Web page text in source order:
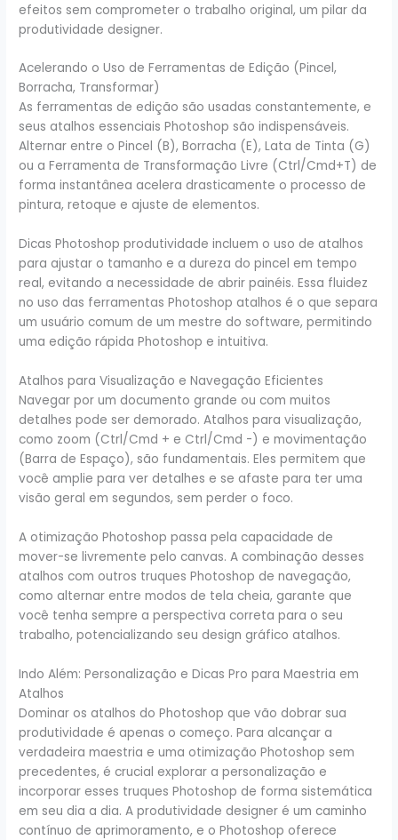
efeitos sem comprometer o trabalho original, um pilar da
produtividade designer.
Acelerando o Uso de Ferramentas de Edição (Pincel,
Borracha, Transformar)
As ferramentas de edição são usadas constantemente, e
seus atalhos essenciais Photoshop são indispensáveis.
Alternar entre o Pincel (B), Borracha (E), Lata de Tinta (G)
ou a Ferramenta de Transformação Livre (Ctrl/Cmd+T) de
forma instantânea acelera drasticamente o processo de
pintura, retoque e ajuste de elementos.
Dicas Photoshop produtividade incluem o uso de atalhos
para ajustar o tamanho e a dureza do pincel em tempo
real, evitando a necessidade de abrir painéis. Essa fluidez
no uso das ferramentas Photoshop atalhos é o que separa
um usuário comum de um mestre do software, permitindo
uma edição rápida Photoshop e intuitiva.
Atalhos para Visualização e Navegação Eficientes
Navegar por um documento grande ou com muitos
detalhes pode ser demorado. Atalhos para visualização,
como zoom (Ctrl/Cmd + e Ctrl/Cmd -) e movimentação
(Barra de Espaço), são fundamentais. Eles permitem que
você amplie para ver detalhes e se afaste para ter uma
visão geral em segundos, sem perder o foco.
A otimização Photoshop passa pela capacidade de
mover-se livremente pelo canvas. A combinação desses
atalhos com outros truques Photoshop de navegação,
como alternar entre modos de tela cheia, garante que
você tenha sempre a perspectiva correta para o seu
trabalho, potencializando seu design gráfico atalhos.
Indo Além: Personalização e Dicas Pro para Maestria em
Atalhos
Dominar os atalhos do Photoshop que vão dobrar sua
produtividade é apenas o começo. Para alcançar a
verdadeira maestria e uma otimização Photoshop sem
precedentes, é crucial explorar a personalização e
incorporar esses truques Photoshop de forma sistemática
em seu dia a dia. A produtividade designer é um caminho
contínuo de aprimoramento, e o Photoshop oferece